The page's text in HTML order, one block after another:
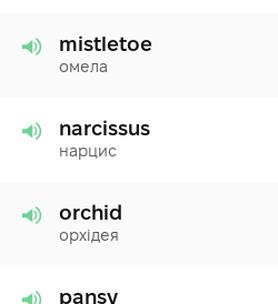
mistletoe
омела
narcissus
нарцис
orchid
орхідея
pansy